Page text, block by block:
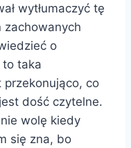
wytłumaczyć tę
zachowanych
o
to taka
co
dość czytelne.
wolę kiedy
się zna, bo